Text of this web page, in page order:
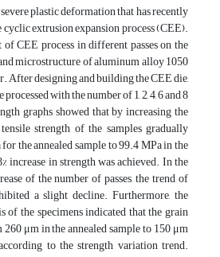
plastic deformation that has recently
extrusion expansion process (CEE).
CEE process in different passes on the
microstructure of aluminum alloy 1050
After designing and building the CEE die,
with the number of 1, 2, 4, 6 and 8
graphs showed that by increasing the
strength of the samples gradually
the annealed sample to 99.4 MPa in the
increase in strength was achieved. In the
of the number of passes, the trend of
a slight decline. Furthermore, the
of the specimens indicated that the grain
260 μm in the annealed sample to 150 μm
to the strength variation trend.